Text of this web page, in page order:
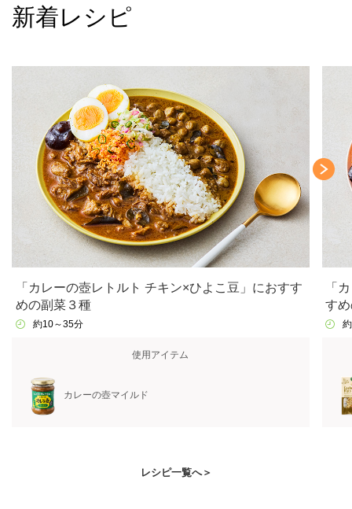
新着レシピ
「カレーの壺レトルト チキン×ひよこ豆」におすす
めの副菜３種
約10～35分
使用アイテム
カレーの壺マイルド
「
す
レシピ一覧へ＞